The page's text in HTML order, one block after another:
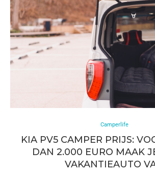
Camperlife
KIA PV5 CAMPER PRIJS:
DAN 2.000 EURO MAAK
VAKANTIEAUTO